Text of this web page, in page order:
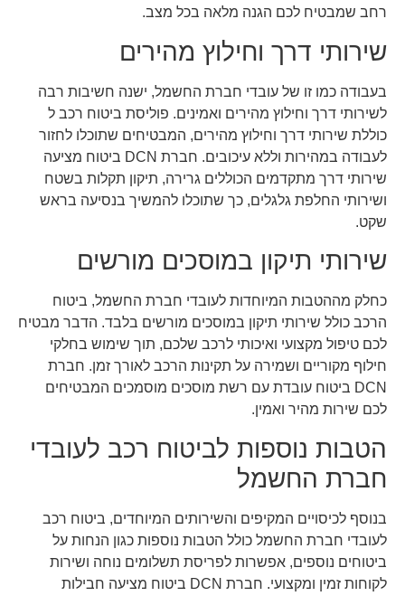
רחב שמבטיח לכם הגנה מלאה בכל מצב.
שירותי דרך וחילוץ מהירים
בעבודה כמו זו של עובדי חברת החשמל, ישנה חשיבות רבה
לשירותי דרך וחילוץ מהירים ואמינים. פוליסת ביטוח רכב ל
כוללת שירותי דרך וחילוץ מהירים, המבטיחים שתוכלו לחזור
לעבודה במהירות וללא עיכובים. חברת DCN ביטוח מציעה
שירותי דרך מתקדמים הכוללים גרירה, תיקון תקלות בשטח
ושירותי החלפת גלגלים, כך שתוכלו להמשיך בנסיעה בראש
שקט.
שירותי תיקון במוסכים מורשים
כחלק מההטבות המיוחדות לעובדי חברת החשמל, ביטוח
הרכב כולל שירותי תיקון במוסכים מורשים בלבד. הדבר מבטיח
לכם טיפול מקצועי ואיכותי לרכב שלכם, תוך שימוש בחלקי
חילוף מקוריים ושמירה על תקינות הרכב לאורך זמן. חברת
DCN ביטוח עובדת עם רשת מוסכים מוסמכים המבטיחים
לכם שירות מהיר ואמין.
הטבות נוספות לביטוח רכב לעובדי
חברת החשמל
בנוסף לכיסויים המקיפים והשירותים המיוחדים, ביטוח רכב
לעובדי חברת החשמל כולל הטבות נוספות כגון הנחות על
ביטוחים נוספים, אפשרות לפריסת תשלומים נוחה ושירות
לקוחות זמין ומקצועי. חברת DCN ביטוח מציעה חבילות